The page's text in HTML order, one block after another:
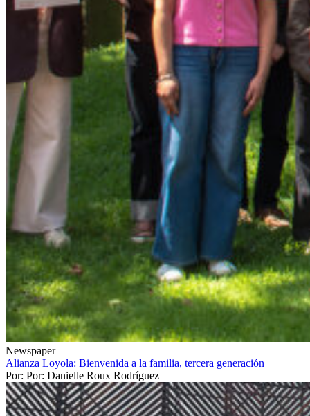
Newspaper
Alianza Loyola: Bienvenida a la familia, tercera generación
Por: Por: Danielle Roux Rodríguez